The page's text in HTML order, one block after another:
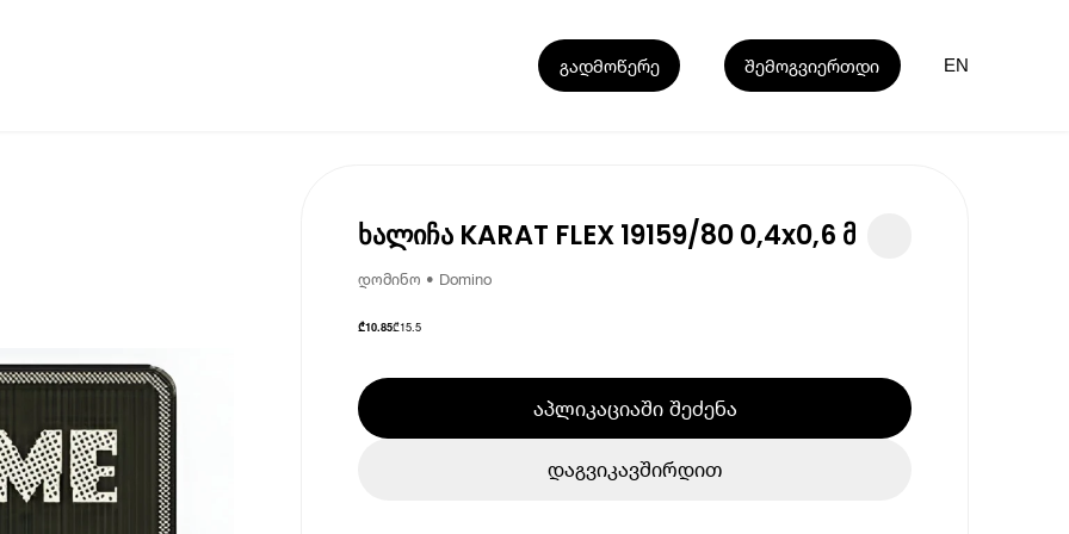
გადმოწერე შემოგვიერთდი EN
ხალიჩა KARAT FLEX 19159/80 0,4x0,6 მ
დომინო • Domino
₾10.85₾15.5
აპლიკაციაში შეძენა
დაგვიკავშირდით